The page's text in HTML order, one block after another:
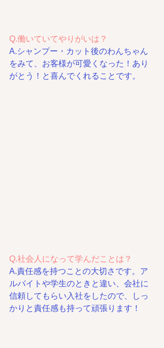
Q.働いていてやりがいは？
A.シャンプー・カット後のわんちゃん
をみて、お客様が可愛くなった！あり
がとう！と喜んでくれることです。
Q.社会人になって学んだことは？
A.責任感を持つことの大切さです。ア
ルバイトや学生のときと違い、会社に
信頼してもらい入社をしたので、しっ
かりと責任感も持って頑張ります！